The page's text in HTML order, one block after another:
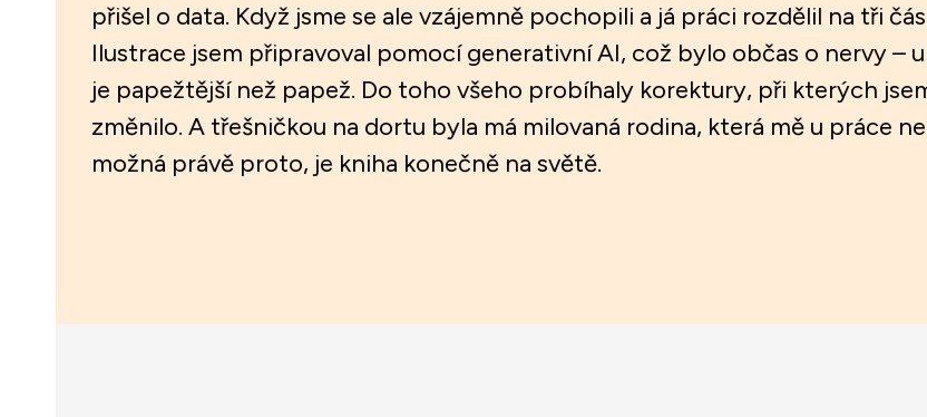
přišel o data. Když jsme se ale vzájemně pochopili a já práci rozdělil na tři
Ilustrace jsem připravoval pomocí generativní AI, což bylo občas o nervy –
je papežtější než papež. Do toho všeho probíhaly korektury, při kterých
změnilo. A třešničkou na dortu byla má milovaná rodina, která mě u práce
možná právě proto, je kniha konečně na světě.